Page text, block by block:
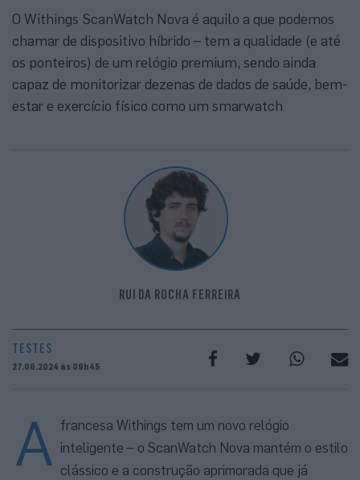
O Withings ScanWatch Nova é aquilo a que podemos
chamar de dispositivo híbrido – tem a qualidade (e até
os ponteiros) de um relógio premium, sendo ainda
capaz de monitorizar dezenas de dados de saúde, bem-
estar e exercício físico como um smarwatch
RUI DA ROCHA FERREIRA
TESTES
27.06.2024 às 09h45
A francesa Withings tem um novo relógio
inteligente – o ScanWatch Nova mantém o estilo
clássico e a construção aprimorada que já